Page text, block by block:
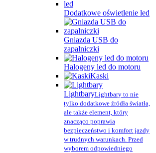
Dodatkowe oświetlenie led
Gniazda USB do
zapalniczki
Halogeny led do motoru
Kaski
LightbaryLightbary to nie
tylko dodatkowe źródła światła,
ale także element, który
znacząco poprawia
bezpieczeństwo i komfort jazdy
w trudnych warunkach. Przed
wyborem odpowiedniego